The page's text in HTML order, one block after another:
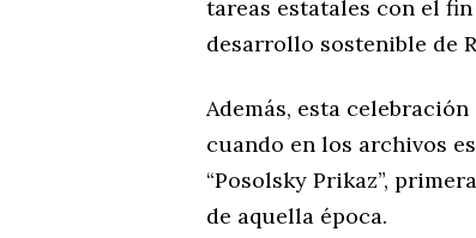
tareas estatales con el
desarrollo sostenible de
Además, esta
cuando en los archivos
“Posolsky Prikaz”,
de aquella época.